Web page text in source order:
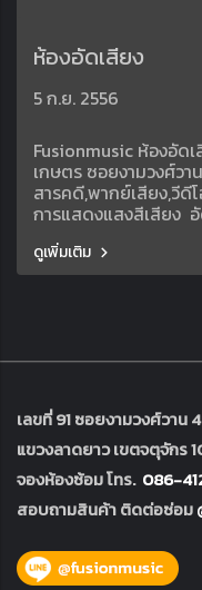
ห้องอัดเสียง
5 ก.ย. 2556
Fusionmusic ห้องอัด
เกษตร ซอยงามวงศ์ว
สารคดี,พากย์เสียง,วีดี
การแสดงแสงสีเสียง
TVC, RADIOSPOT,
DESIGN FOR
ดูเพิ่มเติม
เลขที่ 91 ซอยงามวงศ์วาน
แขวงลาดยาว เขตจตุจักร
จองห้องซ้อม โทร. 086-
สอบถามสินค้า ติดต่อซ่อม